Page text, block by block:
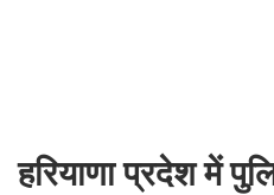
हरियाणा प्रदेश में